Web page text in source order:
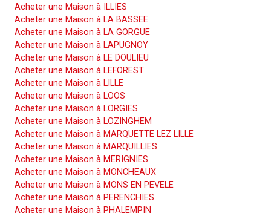
Acheter une Maison à ILLIES
Acheter une Maison à LA BASSEE
Acheter une Maison à LA GORGUE
Acheter une Maison à LAPUGNOY
Acheter une Maison à LE DOULIEU
Acheter une Maison à LEFOREST
Acheter une Maison à LILLE
Acheter une Maison à LOOS
Acheter une Maison à LORGIES
Acheter une Maison à LOZINGHEM
Acheter une Maison à MARQUETTE LEZ LILLE
Acheter une Maison à MARQUILLIES
Acheter une Maison à MERIGNIES
Acheter une Maison à MONCHEAUX
Acheter une Maison à MONS EN PEVELE
Acheter une Maison à PERENCHIES
Acheter une Maison à PHALEMPIN